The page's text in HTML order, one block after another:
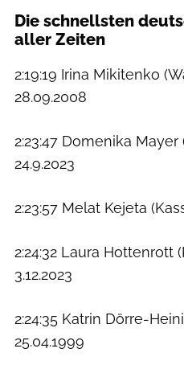
Die schnellsten
aller Zeiten
2:19:19 Irina Mikitenko
28.09.2008
2:23:47 Domenika
24.9.2023
2:23:57 Melat Kejeta
2:24:32 Laura Hottenrott
3.12.2023
2:24:35 Katrin Dörre-
25.04.1999